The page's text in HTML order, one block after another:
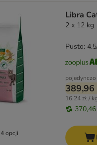
4 opcji
Libra
2 x 12 kg
pojedynczo
389,96
16,24 zł / kg
370,46
Pusto: